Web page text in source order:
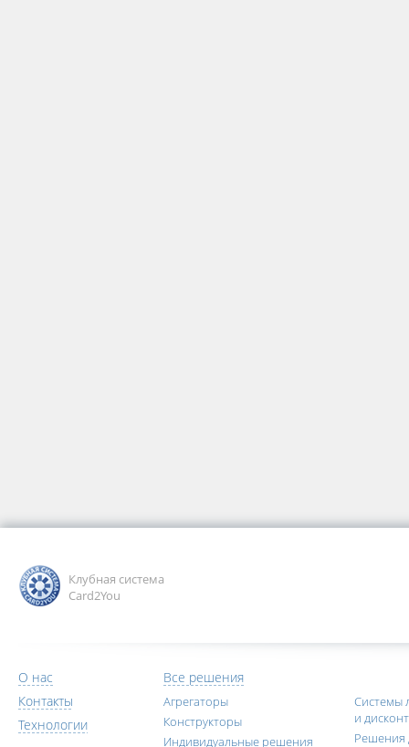
Клубная система
Card2You
О нас
Контакты
Технологии
Все решения
Агрегаторы
Конструкторы
Индивидуальные решения
Системы
и
Решения